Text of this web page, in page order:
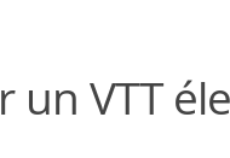
un VTT